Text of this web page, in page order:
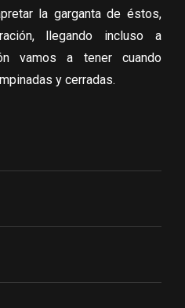
la garganta de éstos,
llegando incluso a
vamos a tener cuando
y cerradas.